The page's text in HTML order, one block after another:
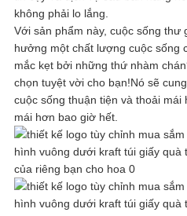
HỢP
YÊU
CẦU
BÁO
GIÁ
không phải lo lắng.
Với sản phẩm này, cuộc sống thư
hưởng một chất lượng cuộc sống
mắc kẹt bởi những thứ nhàm
chọn tuyệt vời cho bạn!Nó sẽ
cuộc sống thuận tiện và thoải
mái hơn bao giờ hết.